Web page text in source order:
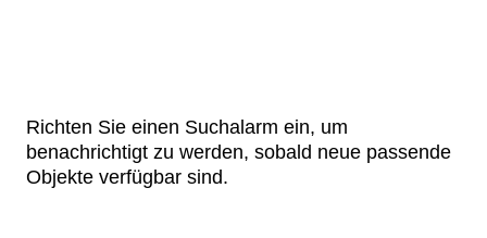
Richten Sie einen Suchalarm ein, um
benachrichtigt zu werden, sobald neue passende
Objekte verfügbar sind.